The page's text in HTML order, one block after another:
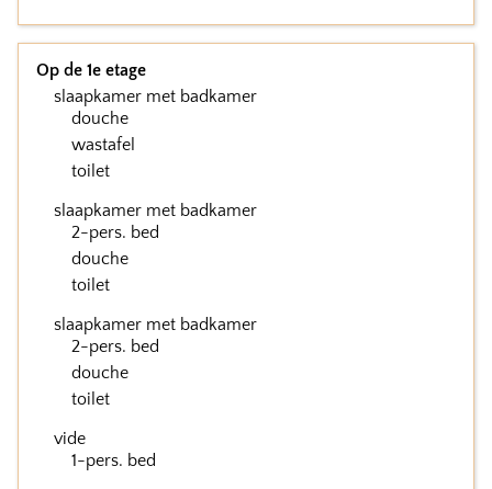
Op de 1e etage
slaapkamer met badkamer
douche
wastafel
toilet
slaapkamer met badkamer
2-pers. bed
douche
toilet
slaapkamer met badkamer
2-pers. bed
douche
toilet
vide
1-pers. bed